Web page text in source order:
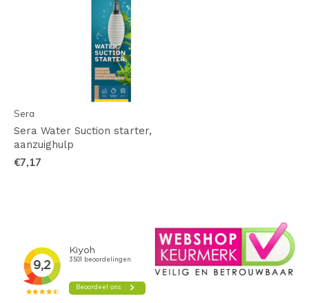
Sera
Sera Water Suction starter,
aanzuighulp
€7,17